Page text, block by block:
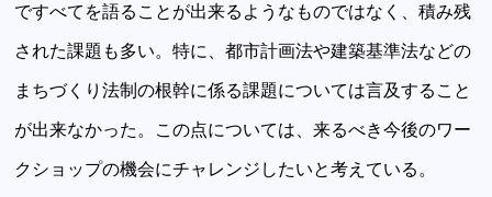
ですべてを語ることが出来るようなものではなく、積み残
された課題も多い。特に、都市計画法や建築基準法などの
まちづくり法制の根幹に係る課題については言及すること
が出来なかった。この点については、来るべき今後のワー
クショップの機会にチャレンジしたいと考えている。